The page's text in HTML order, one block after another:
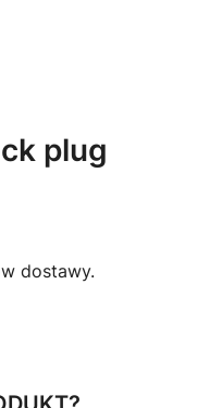
plug
dostawy.